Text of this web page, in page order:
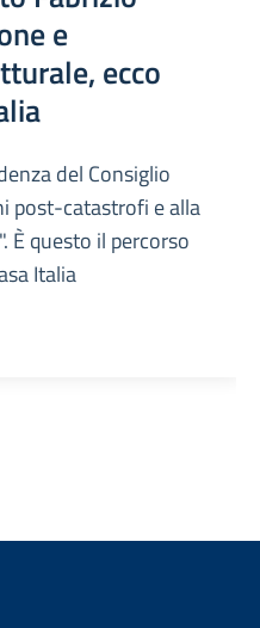
e
ecco
del Consiglio
post-catastrofi e alla
È questo il percorso
Italia